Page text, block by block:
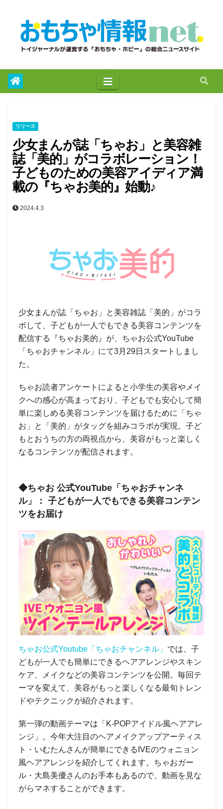
リリース
少女まんが誌「ちゃお」と美容雑
誌「美的」がコラボレーション！
子どものための美容アイディア満
載の『ちゃお美的』始動♪
2024.4.3
少女まんが誌「ちゃお」と美容雑誌「美的」がコラ
ボして、子どもが一人でもできる美容コンテンツを
配信する『ちゃお美的』が、ちゃお公式YouTube
「ちゃおチャンネル」にて3月29日スタートしまし
た。
ちゃお読者アンケートによると小学生の美容やメイ
クへの感心が高まっており、子どもでも安心して簡
単に楽しめる美容コンテンツを届けるために「ちゃ
お」と「美的」がタッグを組みコラボが実現。子ど
もとおうちの方の両視点から、美容がもっと楽しく
なるコンテンツが配信されます。
◆ちゃお 公式YouTube「ちゃおチャンネ
ル」： 子どもが一人でもできる美容コンテン
ツをお届け
ちゃお公式Youtube「ちゃおチャンネル」 では、子
どもが一人でも簡単にできるヘアアレンジやスキン
ケア、メイクなどの美容コンテンツを公開。毎回テ
ーマを変えて、美容がもっと楽しくなる最旬トレン
ドやテクニックが紹介されます。
第一弾の動画テーマは「K-POPアイドル風ヘアアレ
ンジ」。今年大注目のヘアメイクアップアーティス
ト・いむたんさんが簡単にできるIVEのウォニョン
風ヘアアレンジを紹介してくれます。ちゃおガー
ル・大島美優さんのお手本もあるので、動画を見な
がらマネすることができます。